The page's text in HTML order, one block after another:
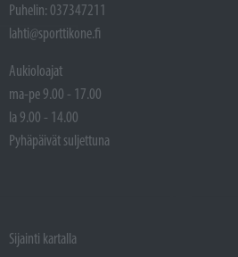
Puhelin: 037347211
lahti@sporttikone.fi
Aukioloajat
ma-pe 9.00 - 17.00
la 9.00 - 14.00
Pyhäpäivät suljettuna
Sijainti kartalla